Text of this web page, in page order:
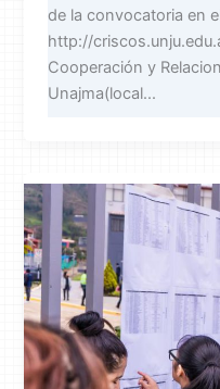
de la convocatoria en
http://
Cooperación y
Unajma(local...